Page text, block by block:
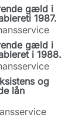
gæld i
1987.
gæld i
i 1988.
og
lån